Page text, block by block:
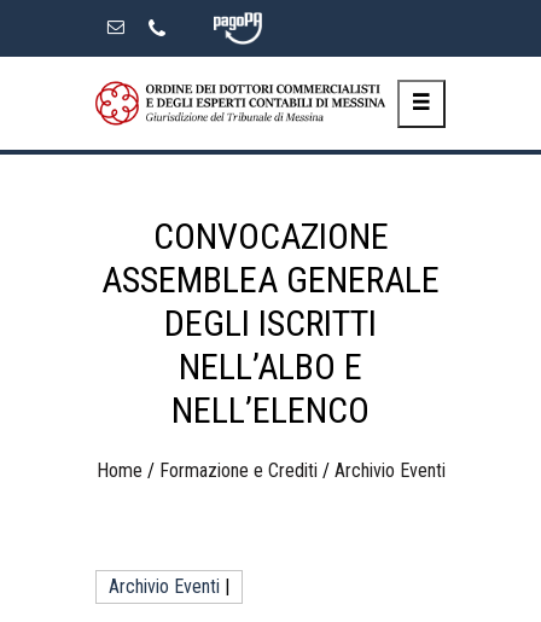
CONVOCAZIONE
ASSEMBLEA GENERALE
DEGLI ISCRITTI
NELL’ALBO E
NELL’ELENCO
Home / Formazione e Crediti / Archivio Eventi
Archivio Eventi